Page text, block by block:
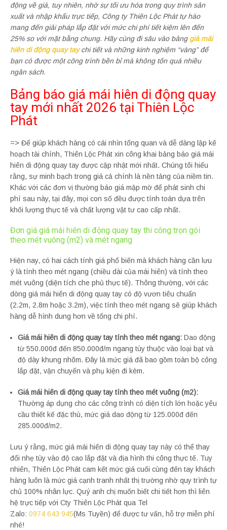
động về giá, tuy nhiên, nhờ sự tối ưu hóa trong quy trình sản
xuất và nhập khẩu trực tiếp, Công ty Thiên Lộc Phát tự hào
mang đến giải pháp lắp đặt với mức chi phí tiết kiệm lên đến
25% so với mặt bằng chung. Hãy cùng đi sâu vào bảng giá mái
hiên di động quay taychi tiết và những kinh nghiệm “vàng” để
bạn có được một công trình bền bỉ mà không tốn quá nhiều
ngân sách.
Bảng báo giá mái hiên di động quay
tay mới nhất 2026 tại Thiên Lộc
Phát
=> Để giúp khách hàng có cái nhìn tổng quan và dễ dàng lập kế
hoạch tài chính, Thiên Lộc Phát xin công khai bảng báo giá mái
hiên di động quay tay được cập nhật mới nhất. Chúng tôi hiểu
rằng, sự minh bạch trong giá cả chính là nền tảng của niềm tin.
Khác với các đơn vị thường báo giá mập mờ để phát sinh chi
phí sau này, tại đây, mọi con số đều được tính toán dựa trên
khối lượng thực tế và chất lượng vật tư cao cấp nhất.
Đơn giá giá mái hiên di động quay tay thi công trọn gói
theo mét vuông (m2) và mét ngang
Hiện nay, có hai cách tính giá phổ biến mà khách hàng cần lưu
ý là tính theo mét ngang (chiều dài của mái hiên) và tính theo
mét vuông (diện tích che phủ thực tế). Thông thường, với các
dòng giá mái hiên di động quay tay có độ vươn tiêu chuẩn
(2.2m, 2.8m hoặc 3.2m), việc tính theo mét ngang sẽ giúp khách
hàng dễ hình dung hơn về tổng chi phí.
Giá mái hiên di động quay tay tính theo mét ngang: Dao động
từ 550.000đ đến 850.000đ/m ngang tùy thuộc vào loại bạt và
độ dày khung nhôm. Đây là mức giá đã bao gồm toàn bộ công
lắp đặt, vận chuyển và phụ kiện đi kèm.
Giá mái hiên di động quay tay tính theo mét vuông (m2):
Thường áp dụng cho các công trình có diện tích lớn hoặc yêu
cầu thiết kế đặc thù, mức giá dao động từ 125.000đ đến
285.000đ/m2.
Lưu ý rằng, mức giá mái hiên di động quay tay này có thể thay
đổi nhẹ tùy vào độ cao lắp đặt và địa hình thi công thực tế. Tuy
nhiên, Thiên Lộc Phát cam kết mức giá cuối cùng đến tay khách
hàng luôn là mức giá cạnh tranh nhất thị trường nhờ quy trình tự
chủ 100% nhân lực. Quý anh chị muốn biết chi tiết hơn thì liên
hệ trực tiếp với Cty Thiên Lộc Phát qua Tel
Zalo: 0974 643 945(Ms Tuyền) để được tư vấn, hỗ trợ miễn phí
nhé!